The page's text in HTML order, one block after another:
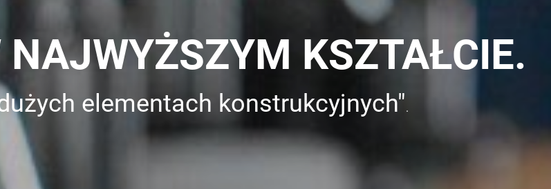
NAJWYŻSZYM KSZTAŁCIE.
elementach konstrukcyjnych".